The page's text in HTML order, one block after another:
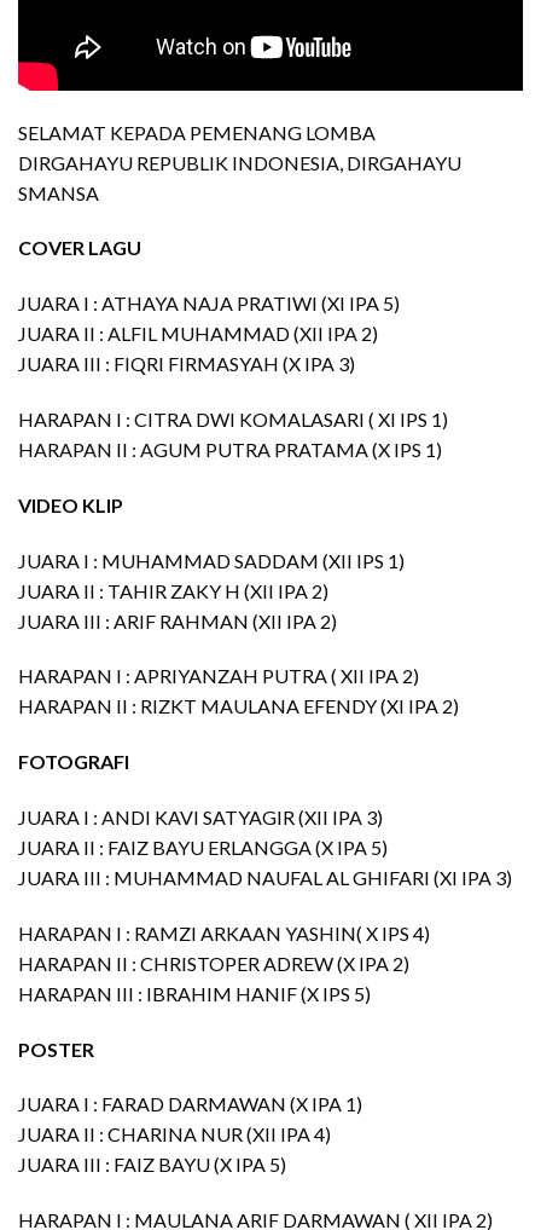
SELAMAT KEPADA PEMENANG LOMBA
DIRGAHAYU REPUBLIK INDONESIA, DIRGAHAYU
SMANSA
COVER LAGU
JUARA I : ATHAYA NAJA PRATIWI (XI IPA 5)
JUARA II : ALFIL MUHAMMAD (XII IPA 2)
JUARA III : FIQRI FIRMASYAH (X IPA 3)
HARAPAN I : CITRA DWI KOMALASARI ( XI IPS 1)
HARAPAN II : AGUM PUTRA PRATAMA (X IPS 1)
VIDEO KLIP
JUARA I : MUHAMMAD SADDAM (XII IPS 1)
JUARA II : TAHIR ZAKY H (XII IPA 2)
JUARA III : ARIF RAHMAN (XII IPA 2)
HARAPAN I : APRIYANZAH PUTRA ( XII IPA 2)
HARAPAN II : RIZKT MAULANA EFENDY (XI IPA 2)
FOTOGRAFI
JUARA I : ANDI KAVI SATYAGIR (XII IPA 3)
JUARA II : FAIZ BAYU ERLANGGA (X IPA 5)
JUARA III : MUHAMMAD NAUFAL AL GHIFARI (XI IPA 3)
HARAPAN I : RAMZI ARKAAN YASHIN( X IPS 4)
HARAPAN II : CHRISTOPER ADREW (X IPA 2)
HARAPAN III : IBRAHIM HANIF (X IPS 5)
POSTER
JUARA I : FARAD DARMAWAN (X IPA 1)
JUARA II : CHARINA NUR (XII IPA 4)
JUARA III : FAIZ BAYU (X IPA 5)
HARAPAN I : MAULANA ARIF DARMAWAN ( XII IPA 2)